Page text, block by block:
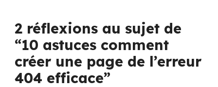
2 réflexions au sujet de
“10 astuces comment
créer une page de l’erreur
404 efficace”